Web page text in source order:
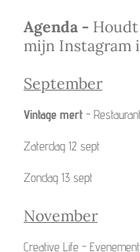
Agenda -
mijn Instagram
September
Vintage mert -
Zaterdag 12 sept
Zondag 13 sept
November
Creative Life -